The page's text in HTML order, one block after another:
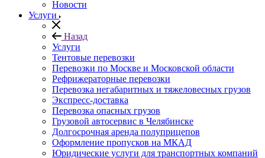
Новости
Услуги
Назад
Услуги
Тентовые перевозки
Перевозки по Москве и Московской области
Рефрижераторные перевозки
Перевозка негабаритных и тяжеловесных грузов
Экспресс-доставка
Перевозка опасных грузов
Грузовой автосервис в Челябинске
Долгосрочная аренда полуприцепов
Оформление пропусков на МКАД
Юридические услуги для транспортных компаний